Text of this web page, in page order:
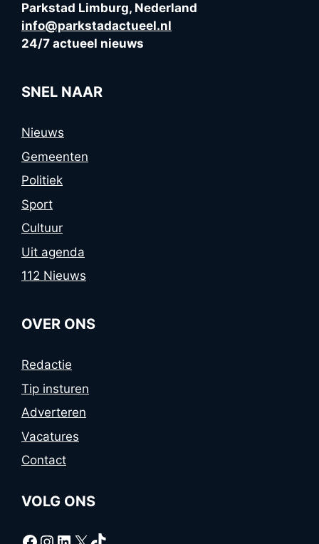
Parkstad Limburg, Nederland
info@parkstadactueel.nl
24/7 actueel nieuws
SNEL NAAR
Nieuws
Gemeenten
Politiek
Sport
Cultuur
Uit agenda
112 Nieuws
OVER ONS
Redactie
Tip insturen
Adverteren
Vacatures
Contact
VOLG ONS